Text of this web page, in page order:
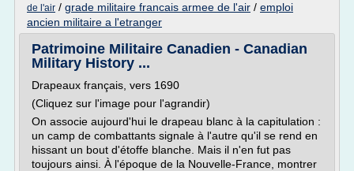
de l'air / grade militaire francais armee de l'air / emploi
ancien militaire a l'etranger
Patrimoine Militaire Canadien - Canadian
Military History ...
Drapeaux français, vers 1690
(Cliquez sur l'image pour l'agrandir)
On associe aujourd'hui le drapeau blanc à la capitulation :
un camp de combattants signale à l'autre qu'il se rend en
hissant un bout d'étoffe blanche. Mais il n'en fut pas
toujours ainsi. À l'époque de la Nouvelle-France, montrer